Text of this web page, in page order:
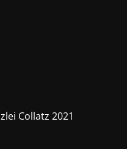
Collatz 2021